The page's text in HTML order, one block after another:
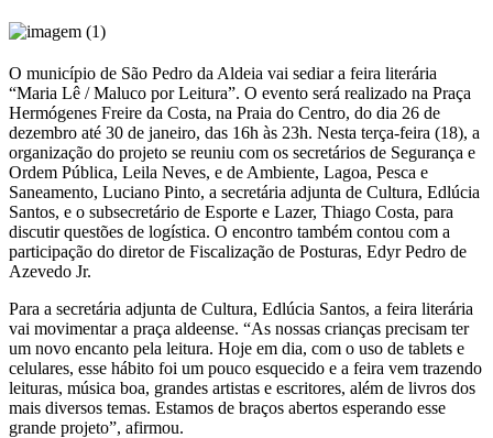
O município de São Pedro da Aldeia vai sediar a feira literária
“Maria Lê / Maluco por Leitura”. O evento será realizado na Praça
Hermógenes Freire da Costa, na Praia do Centro, do dia 26 de
dezembro até 30 de janeiro, das 16h às 23h. Nesta terça-feira (18), a
organização do projeto se reuniu com os secretários de Segurança e
Ordem Pública, Leila Neves, e de Ambiente, Lagoa, Pesca e
Saneamento, Luciano Pinto, a secretária adjunta de Cultura, Edlúcia
Santos, e o subsecretário de Esporte e Lazer, Thiago Costa, para
discutir questões de logística. O encontro também contou com a
participação do diretor de Fiscalização de Posturas, Edyr Pedro de
Azevedo Jr.
Para a secretária adjunta de Cultura, Edlúcia Santos, a feira literária
vai movimentar a praça aldeense. “As nossas crianças precisam ter
um novo encanto pela leitura. Hoje em dia, com o uso de tablets e
celulares, esse hábito foi um pouco esquecido e a feira vem trazendo
leituras, música boa, grandes artistas e escritores, além de livros dos
mais diversos temas. Estamos de braços abertos esperando esse
grande projeto”, afirmou.